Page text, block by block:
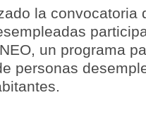
la convocatoria
un programa
personas